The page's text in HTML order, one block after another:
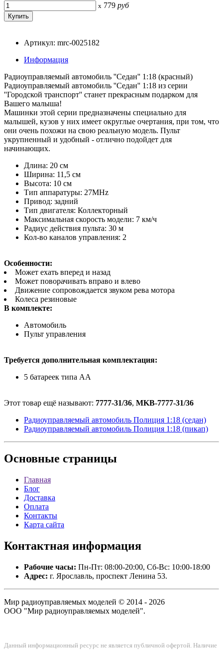
x 779 руб
Артикул: mrc-0025182
Информация
Радиоуправляемый автомобиль ''Седан'' 1:18 (красный)
Радиоуправляемый автомобиль ''Седан'' 1:18 из серии
''Городской транспорт'' станет прекрасным подарком для
Вашего малыша!
Машинки этой серии предназначены специально для
малышей, кузов у них имеет округлые очертания, при том, что
они очень похожи на свою реальную модель. Пульт
укрупненный и удобный - отлично подойдет для
начинающих.
Длина: 20 см
Ширина: 11,5 см
Высота: 10 см
Тип аппаратуры: 27MHz
Привод: задний
Тип двигателя: Коллекторный
Максимальная скорость модели: 7 км/ч
Радиус действия пульта: 30 м
Кол-во каналов управления: 2
Особенности:
Может ехать вперед и назад
Может поворачивать вправо и влево
Движение сопровождается звуком рева мотора
Колеса резиновые
В комплекте:
Автомобиль
Пульт управления
Требуется дополнительная комплектация:
5 батареек типа АА
Этот товар ещё называют: 7777-31/36, MKB-7777-31/36
Радиоуправляемый автомобиль Полиция 1:18 (седан)
Радиоуправляемый автомобиль Полиция 1:18 (пикап)
Основные страницы
Главная
Блог
Доставка
Оплата
Контакты
Карта сайта
Контактная информация
Рабочие часы: Пн-Пт: 08:00-20:00, Сб-Вс: 10:00-18:00
Адрес: г. Ярославль, проспект Ленина 53.
Мир радиоуправляемых моделей © 2014 - 2026
ООО "Мир радиоуправляемых моделей".
Данный информационный ресурс не является публичной офертой. Наличие